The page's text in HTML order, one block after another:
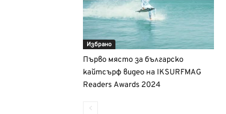
Избрано
Първо място за българско
кайтсърф видео на IKSURFMAG
Readers Awards 2024